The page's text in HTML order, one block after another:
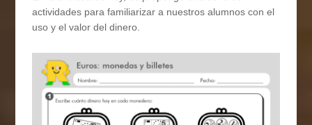
actividades para familiarizar a nuestros alumnos con el
uso y el valor del dinero.